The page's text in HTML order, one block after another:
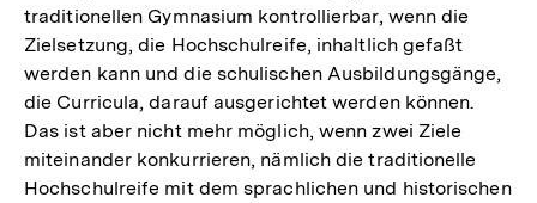
traditionellen Gymnasium kontrollierbar, wenn die
Zielsetzung, die Hochschulreife, inhaltlich gefaßt
werden kann und die schulischen Ausbildungsgänge,
die Curricula, darauf ausgerichtet werden können.
Das ist aber nicht mehr möglich, wenn zwei Ziele
miteinander konkurrieren, nämlich die traditionelle
Hochschulreife mit dem sprachlichen und historischen